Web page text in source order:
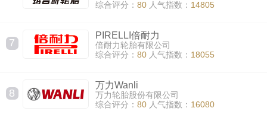
综合评分： 80 人气指数： 14805
7
PIRELLI倍耐力
倍耐力轮胎有限公司
综合评分： 80 人气指数： 18055
8
万力Wanli
万力轮胎股份有限公司
综合评分： 80 人气指数： 16080